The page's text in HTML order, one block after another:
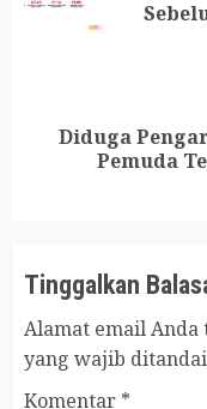
NextDiduga
Pemuda
Tinggalkan
Alamat email
yang wajib ditandai
Komentar *